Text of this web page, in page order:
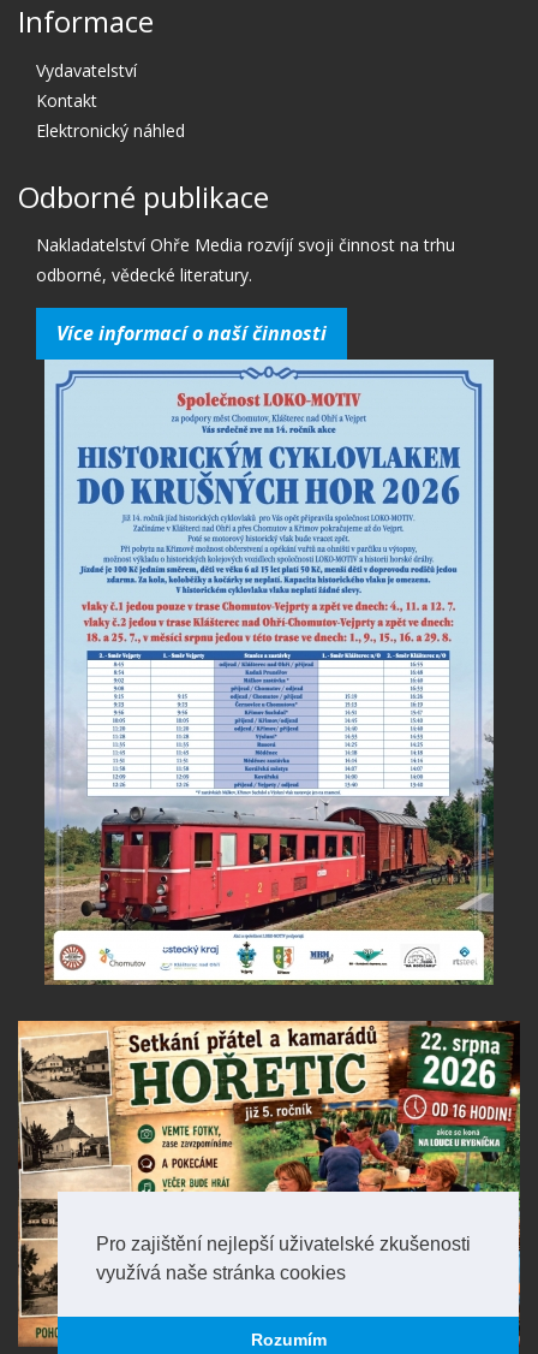
Pro zajištění nejlepší uživatelské zkušenosti
využívá naše stránka cookies
Rozumím
Informace
Vydavatelství
Kontakt
Elektronický náhled
Odborné publikace
Nakladatelství Ohře Media rozvíjí svoji činnost na trhu
odborné, vědecké literatury.
Více informací o naší činnosti